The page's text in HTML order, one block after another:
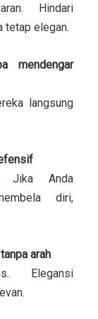
Hindari
tetap elegan.
mendengar
langsung
Jika Anda
diri,
arah
Elegansi